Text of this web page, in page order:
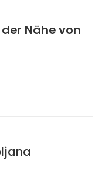
Nähe von